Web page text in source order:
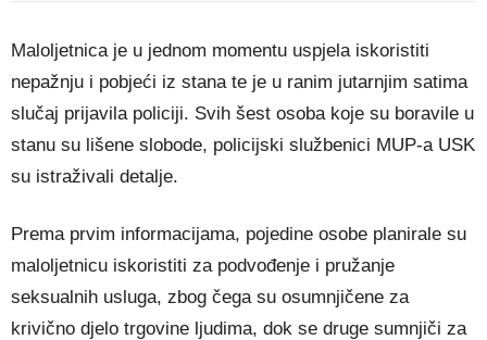
Maloljetnica je u jednom momentu uspjela iskoristiti
nepažnju i pobjeći iz stana te je u ranim jutarnjim satima
slučaj prijavila policiji. Svih šest osoba koje su boravile u
stanu su lišene slobode, policijski službenici MUP-a USK
su istraživali detalje.
Prema prvim informacijama, pojedine osobe planirale su
maloljetnicu iskoristiti za podvođenje i pružanje
seksualnih usluga, zbog čega su osumnjičene za
krivično djelo trgovine ljudima, dok se druge sumnjiči za